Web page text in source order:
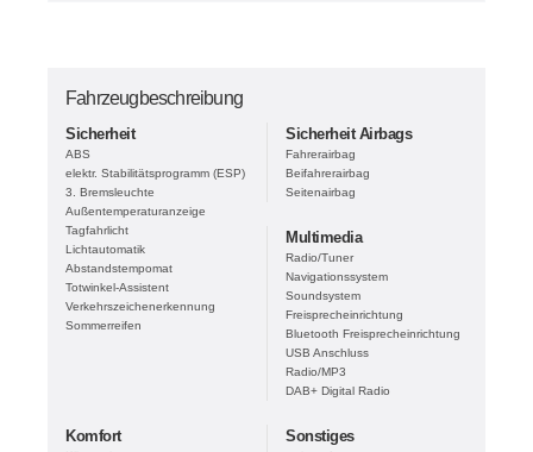
Fahrzeugbeschreibung
Sicherheit
ABS
elektr. Stabilitätsprogramm (ESP)
3. Bremsleuchte
Außentemperaturanzeige
Tagfahrlicht
Lichtautomatik
Abstandstempomat
Totwinkel-Assistent
Verkehrszeichenerkennung
Sommerreifen
Sicherheit Airbags
Fahrerairbag
Beifahrerairbag
Seitenairbag
Multimedia
Radio/Tuner
Navigationssystem
Soundsystem
Freisprecheinrichtung
Bluetooth Freisprecheinrichtung
USB Anschluss
Radio/MP3
DAB+ Digital Radio
Komfort Sonstiges